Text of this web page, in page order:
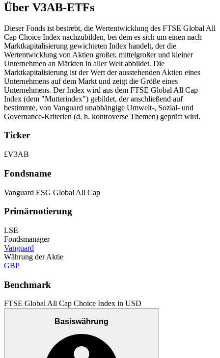
Über V3AB-ETFs
Dieser Fonds ist bestrebt, die Wertentwicklung des FTSE Global All
Cap Choice Index nachzubilden, bei dem es sich um einen nach
Marktkapitalisierung gewichteten Index handelt, der die
Wertentwicklung von Aktien großer, mittelgroßer und kleiner
Unternehmen an Märkten in aller Welt abbildet. Die
Marktkapitalisierung ist der Wert der ausstehenden Aktien eines
Unternehmens auf dem Markt und zeigt die Größe eines
Unternehmens. Der Index wird aus dem FTSE Global All Cap
Index (dem "Mutterindex") gebildet, der anschließend auf
bestimmte, von Vanguard unabhängige Umwelt-, Sozial- und
Governance-Kriterien (d. h. kontroverse Themen) geprüft wird.
Ticker
£V3AB
Fondsname
Vanguard ESG Global All Cap
Primärnotierung
LSE
Fondsmanager
Vanguard
Währung der Aktie
GBP
Benchmark
FTSE Global All Cap Choice Index in USD
Basiswährung